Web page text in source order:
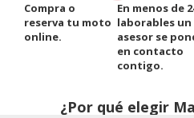
Compra o
reserva tu moto
online.
En menos de
laborables un
asesor se
en contacto
contigo.
¿Por qué elegir